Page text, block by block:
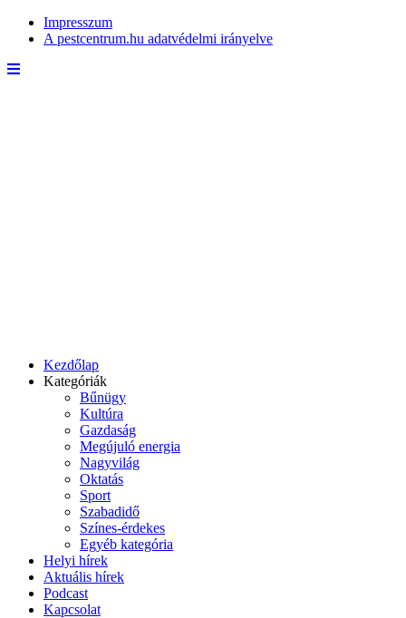
Impresszum
A pestcentrum.hu adatvédelmi irányelve
Kezdőlap
Kategóriák
Bűnügy
Kultúra
Gazdaság
Megújuló energia
Nagyvilág
Oktatás
Sport
Szabadidő
Színes-érdekes
Egyéb kategória
Helyi hírek
Aktuális hírek
Podcast
Kapcsolat